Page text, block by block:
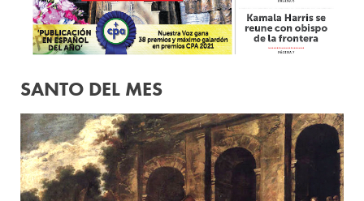
SANTO DEL MES